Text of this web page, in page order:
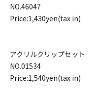
NO.46047
Price:1,430yen(tax in)
アクリルクリップセット
NO.01534
Price:1,540yen(tax in)